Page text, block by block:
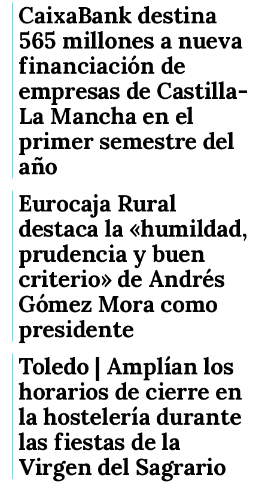
CaixaBank destina
565 millones a nueva
financiación de
empresas de Castilla-
La Mancha en el
primer semestre del
año
Eurocaja Rural
destaca la «humildad,
prudencia y buen
criterio» de Andrés
Gómez Mora como
presidente
Toledo | Amplían los
horarios de cierre en
la hostelería durante
las fiestas de la
Virgen del Sagrario